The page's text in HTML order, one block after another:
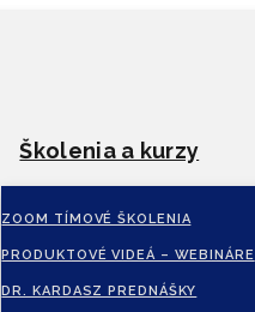
Školenia a kurzy
ZOOM TÍMOVÉ ŠKOLENIA
PRODUKTOVÉ VIDEÁ – WEBINÁRE
DR. KARDASZ PREDNÁŠKY